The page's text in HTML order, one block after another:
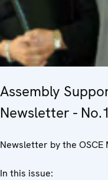
Assembly
Newsletter -
Newsletter by the OSCE
In this issue: